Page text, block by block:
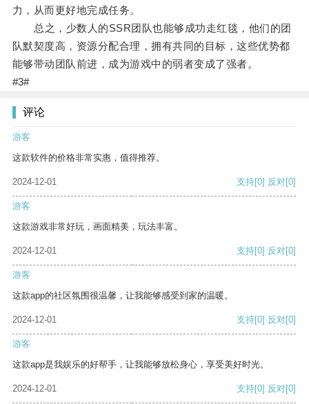
力，从而更好地完成任务。
总之，少数人的SSR团队也能够成功走红毯，他们的团
队默契度高，资源分配合理，拥有共同的目标，这些优势都
能够带动团队前进，成为游戏中的弱者变成了强者。
#3#
评论
游客
这款软件的价格非常实惠，值得推荐。
2024-12-01 支持[0] 反对[0]
游客
这款游戏非常好玩，画面精美，玩法丰富。
2024-12-01 支持[0] 反对[0]
游客
这款app的社区氛围很温馨，让我能够感受到家的温暖。
2024-12-01 支持[0] 反对[0]
游客
这款app是我娱乐的好帮手，让我能够放松身心，享受美好时光。
2024-12-01 支持[0] 反对[0]